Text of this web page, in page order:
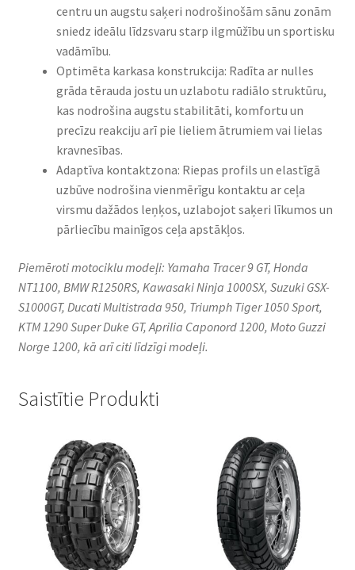
centru un augstu saķeri nodrošinošām sānu zonām
sniedz ideālu līdzsvaru starp ilgmūžību un sportisku
vadāmību.
Optimēta karkasa konstrukcija: Radīta ar nulles
grāda tērauda jostu un uzlabotu radiālo struktūru,
kas nodrošina augstu stabilitāti, komfortu un
precīzu reakciju arī pie lieliem ātrumiem vai lielas
kravnesības.
Adaptīva kontaktzona: Riepas profils un elastīgā
uzbūve nodrošina vienmērīgu kontaktu ar ceļa
virsmu dažādos leņķos, uzlabojot saķeri līkumos un
pārliecību mainīgos ceļa apstākļos.
Piemēroti motociklu modeļi: Yamaha Tracer 9 GT, Honda
NT1100, BMW R1250RS, Kawasaki Ninja 1000SX, Suzuki GSX-
S1000GT, Ducati Multistrada 950, Triumph Tiger 1050 Sport,
KTM 1290 Super Duke GT, Aprilia Caponord 1200, Moto Guzzi
Norge 1200, kā arī citi līdzīgi modeļi.
Saistītie Produkti